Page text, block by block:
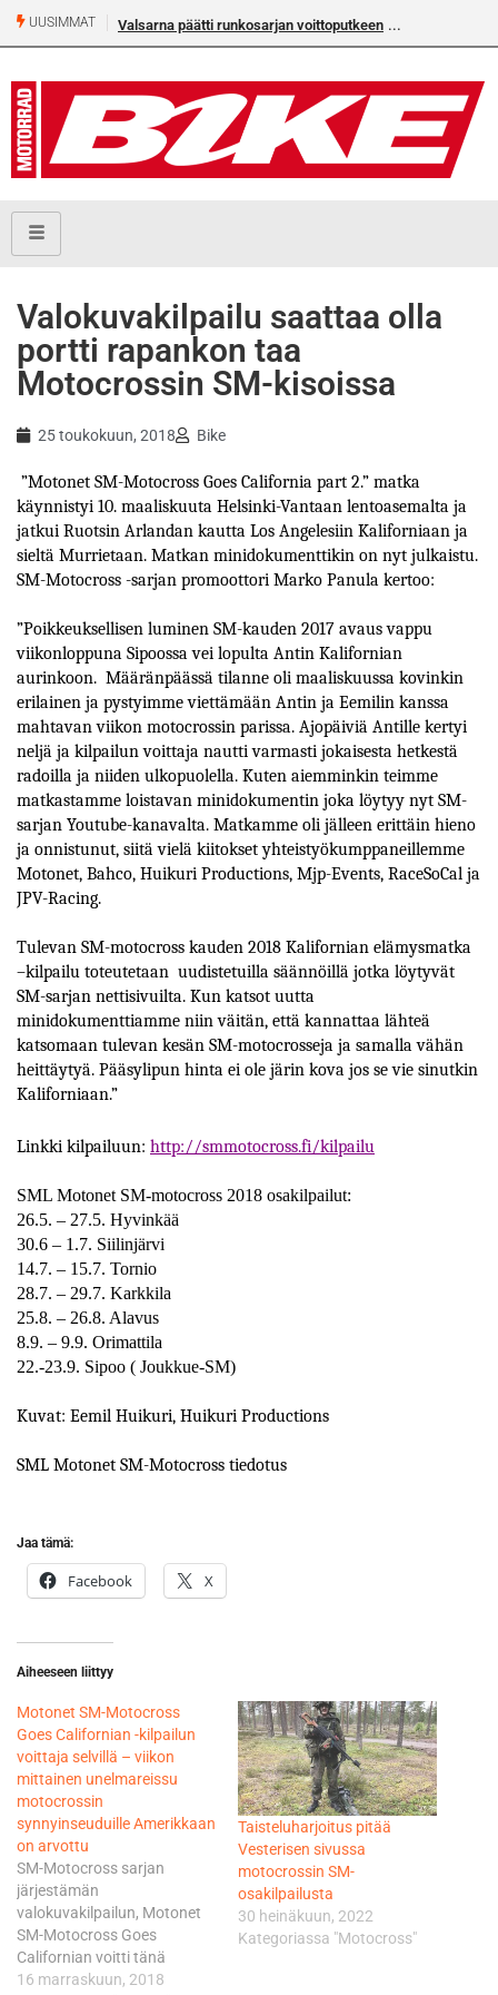
UUSIMMAT Valsarna päätti runkosarjan voittoputkeen
Valokuvakilpailu saattaa olla
portti rapankon taa
Motocrossin SM-kisoissa
25 toukokuun, 2018 Bike
”Motonet SM-Motocross Goes California part 2.” matka
käynnistyi 10. maaliskuuta Helsinki-Vantaan lentoasemalta ja
jatkui Ruotsin Arlandan kautta Los Angelesiin Kaliforniaan ja
sieltä Murrietaan. Matkan minidokumenttikin on nyt julkaistu.
SM-Motocross -sarjan promoottori Marko Panula kertoo:
”Poikkeuksellisen luminen SM-kauden 2017 avaus vappu
viikonloppuna Sipoossa vei lopulta Antin Kalifornian
aurinkoon. Määränpäässä tilanne oli maaliskuussa kovinkin
erilainen ja pystyimme viettämään Antin ja Eemilin kanssa
mahtavan viikon motocrossin parissa. Ajopäiviä Antille kertyi
neljä ja kilpailun voittaja nautti varmasti jokaisesta hetkestä
radoilla ja niiden ulkopuolella. Kuten aiemminkin teimme
matkastamme loistavan minidokumentin joka löytyy nyt SM-
sarjan Youtube-kanavalta. Matkamme oli jälleen erittäin hieno
ja onnistunut, siitä vielä kiitokset yhteistyökumppaneillemme
Motonet, Bahco, Huikuri Productions, Mjp-Events, RaceSoCal ja
JPV-Racing.
Tulevan SM-motocross kauden 2018 Kalifornian elämysmatka
–kilpailu toteutetaan uudistetuilla säännöillä jotka löytyvät
SM-sarjan nettisivuilta. Kun katsot uutta
minidokumenttiamme niin väitän, että kannattaa lähteä
katsomaan tulevan kesän SM-motocrosseja ja samalla vähän
heittäytyä. Pääsylipun hinta ei ole järin kova jos se vie sinutkin
Kaliforniaan.”
Linkki kilpailuun: http://smmotocross.fi/kilpailu
SML Motonet SM-motocross 2018 osakilpailut:
26.5. – 27.5. Hyvinkää
30.6 – 1.7. Siilinjärvi
14.7. – 15.7. Tornio
28.7. – 29.7. Karkkila
25.8. – 26.8. Alavus
8.9. – 9.9. Orimattila
22.-23.9. Sipoo ( Joukkue-SM)
Kuvat: Eemil Huikuri, Huikuri Productions
SML Motonet SM-Motocross tiedotus
Jaa tämä:
Facebook X
Aiheeseen liittyy
Motonet SM-Motocross
Goes Californian -kilpailun
voittaja selvillä – viikon
mittainen unelmareissu
motocrossin
synnyinseuduille Amerikkaan
on arvottu
SM-Motocross sarjan
järjestämän
valokuvakilpailun, Motonet
SM-Motocross Goes
Californian voitti tänä
vuonna Lotta Pesonen.
16 marraskuun, 2018
Taisteluharjoitus pitää
Vesterisen sivussa
motocrossin SM-
osakilpailusta
30 heinäkuun, 2022
Kategoriassa "Motocross"